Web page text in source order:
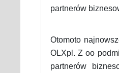
partnerów
Otomoto
OLXpl. Z oo
partnerów